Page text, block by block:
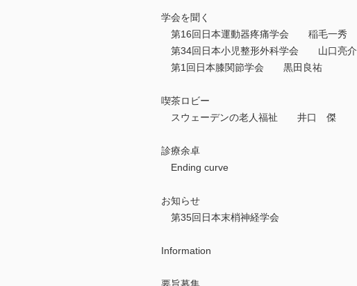
学会を聞く
第16回日本運動器疼痛学会 稲毛一秀
第34回日本小児整形外科学会 山口亮介
第1回日本膝関節学会 黒田良祐
喫茶ロビー
スウェーデンの老人福祉 井口 傑
診療余卓
Ending curve
お知らせ
第35回日本末梢神経学会
Information